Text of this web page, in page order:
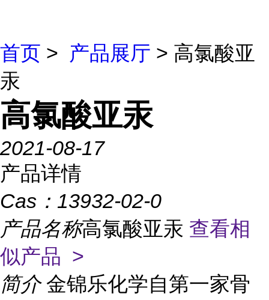
首页 > 产品展厅 > 高氯酸亚
汞
高氯酸亚汞
2021-08-17
产品详情
Cas： 13932-02-0
产品名称高氯酸亚汞 查看相
似产品 >
简介 金锦乐化学自第一家骨